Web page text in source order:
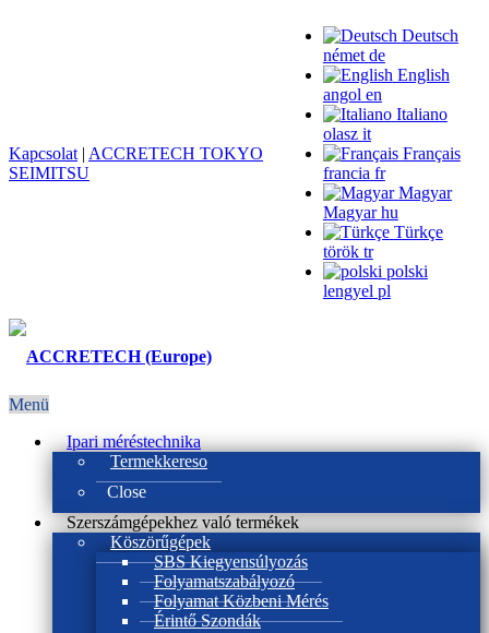
Deutsch
német de
English
angol en
Italiano
olasz it
Français
francia fr
Magyar
Magyar hu
Türkçe
török tr
polski
lengyel pl
Kapcsolat | ACCRETECH TOKYO
SEIMITSU
Menü
Ipari méréstechnika
Termekkereso
Close
Szerszámgépekhez való termékek
Köszörűgépek
SBS Kiegyensúlyozás
Folyamatszabályozó
Folyamat Közbeni Mérés
Érintő Szondák